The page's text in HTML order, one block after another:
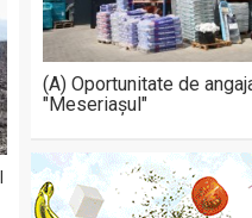
(A) Oportunitate de
"Meseriașul"